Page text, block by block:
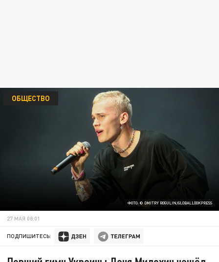
ФОТО: © DMITRY ROGULIN/GLOBALLOOKPRESS
ОБЩЕСТВО
27 МАЯ 08:01
ПОДПИШИТЕСЬ: